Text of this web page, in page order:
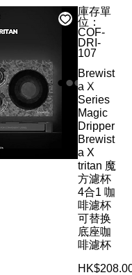
庫存單
位：
COF-
DRI-
107
Brewist
a X
Series
Magic
Dripper
Brewist
a X
tritan 魔
方濾杯
4合1 咖
啡濾杯
可替换
底座咖
啡濾杯
HK$208.00